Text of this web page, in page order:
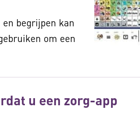
begrijpen kan
om een
u een zorg-app